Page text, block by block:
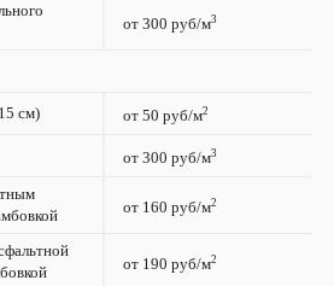
от 300 руб/м3
см) от 50 руб/м2
от 300 руб/м3
от 160 руб/м2
от 190 руб/м2